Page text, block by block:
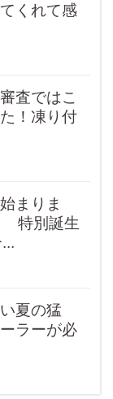
くれて感
査ではこ
！凍り付
まりま
特別誕生
夏の猛
ラーが必